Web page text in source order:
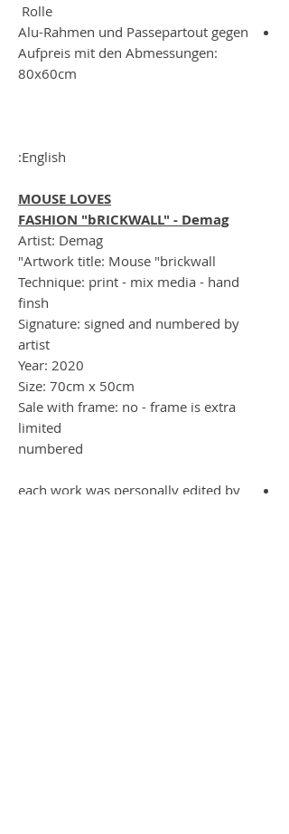
Rolle
Alu-Rahmen und Passepartout gegen
Aufpreis mit den Abmessungen:
80x60cm
English:
MOUSE LOVES
FASHION "bRICKWALL" - Demag
Artist: Demag
Artwork title: Mouse "brickwall"
Technique: print - mix media - hand
finsh
Signature: signed and numbered by
artist
Year: 2020
Size: 70cm x 50cm
Sale with frame: no - frame is extra
limited
numbered
each work was personally edited by